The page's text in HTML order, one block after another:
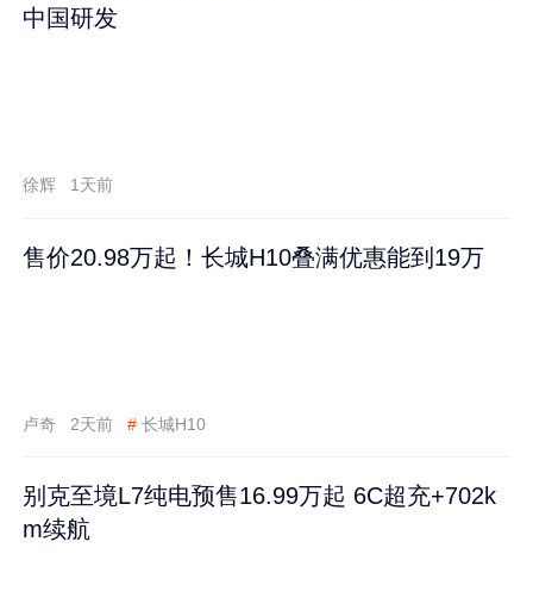
中国研发
徐辉 1天前
售价20.98万起！长城H10叠满优惠能到19万
卢奇 2天前 # 长城H10
别克至境L7纯电预售16.99万起 6C超充+702k
m续航